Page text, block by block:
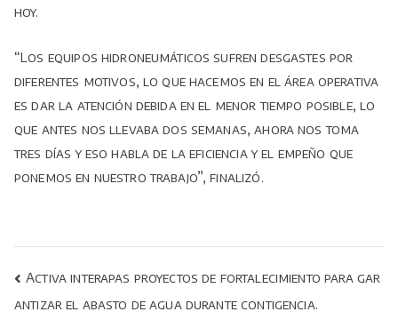
hoy.
“Los equipos hidroneumáticos sufren desgastes por
diferentes motivos, lo que hacemos en el área operativa
es dar la atención debida en el menor tiempo posible, lo
que antes nos llevaba dos semanas, ahora nos toma
tres días y eso habla de la eficiencia y el empeño que
ponemos en nuestro trabajo”, finalizó.
Navegación
Activa interapas proyectos de fortalecimiento para gar
antizar el abasto de agua durante contigencia.